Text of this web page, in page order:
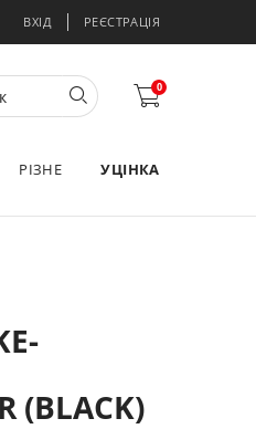
ВХІД РЕЄСТРАЦІЯ
0
РІЗНЕ УЦІНКА
(BLACK)